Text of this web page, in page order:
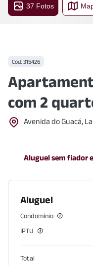
37 Fotos
Cód. 315426
com 2
Avenida do Guacá,
Aluguel sem fiador
Aluguel
Condomínio
IPTU
Total